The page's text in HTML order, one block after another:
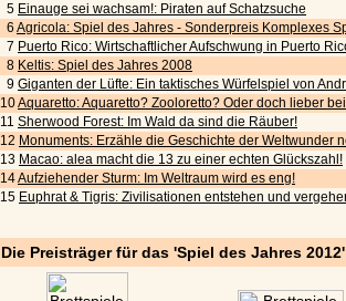
5 Einauge sei wachsam!: Piraten auf Schatzsuche
6 Agricola: Spiel des Jahres - Sonderpreis Komplexes
7 Puerto Rico: Wirtschaftlicher Aufschwung in Puerto
8 Keltis: Spiel des Jahres 2008
9 Giganten der Lüfte: Ein taktisches Würfelspiel von
10Aquaretto: Aquaretto? Zooloretto? Oder doch lieber
11 Sherwood Forest: Im Wald da sind die Räuber!
12 Monuments: Erzähle die Geschichte der Weltwunder
13 Macao: alea macht die 13 zu einer echten Glückszahl!
14Aufziehender Sturm: Im Weltraum wird es eng!
15 Euphrat & Tigris: Zivilisationen entstehen und
Die Preisträger für das 'Spiel des Jahres 2012'